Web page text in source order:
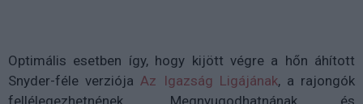
Optimális esetben így, hogy kijött végre a hőn áhított
Snyder-féle verziójaAz Igazság Ligájának, a rajongók
fellélegezhetnének. Megnyugodhatnának és